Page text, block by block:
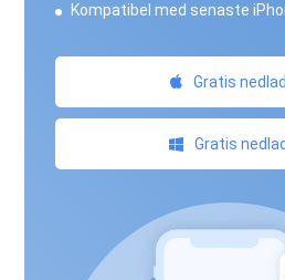
Kompatibel med senaste
Gratis
Gratis